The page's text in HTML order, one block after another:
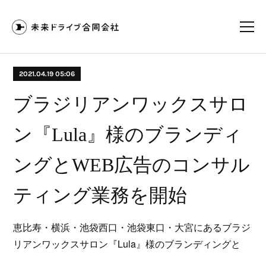
2021.04.19 05:06
ブラジリアンワックスサロ
ン『Lula』様のブランディ
ングとWEB広告のコンサル
ティング業務を開始
恵比寿・横浜・池袋西口・池袋東口・大宮にあるブラジ
リアンワックスサロン『Lula』様のブランディングと